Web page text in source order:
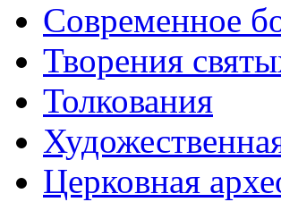
Современное
Творения
Толкования
Церковная